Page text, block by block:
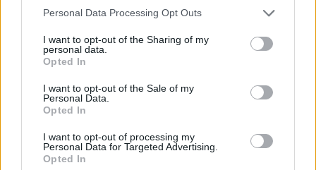
Personal Data Processing Opt Outs
I want to opt-out of the Sharing of my
personal data.
Opted In
I want to opt-out of the Sale of my
Personal Data.
Opted In
I want to opt-out of processing my
Personal Data for Targeted Advertising.
Opted In
07.08.2026 / 16:00